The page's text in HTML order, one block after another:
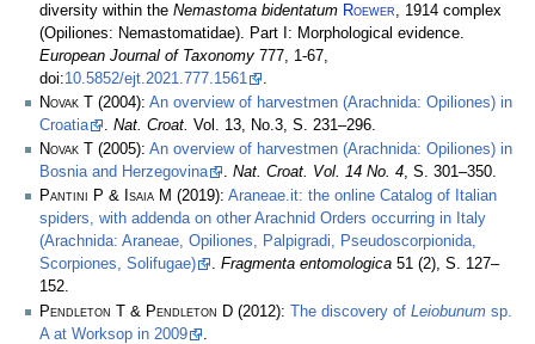
diversity within the Nemastoma bidentatum Roewer , 1914 complex
(Opiliones: Nemastomatidae). Part I: Morphological evidence.
European Journal of Taxonomy 777, 1-67,
doi:10.5852/ejt.2021.777.1561
Novak T (2004): An overview of harvestmen (Arachnida: Opiliones) in
Croatia
. Nat. Croat. Vol. 13, No.3, S. 231–296.
Novak T
(2005): An overview of harvestmen (Arachnida: Opiliones) in
Bosnia and Herzegovina
. Nat. Croat. Vol. 14 No. 4, S. 301–350.
Pantini P & Isaia M (2019): Araneae.it: the online Catalog of Italian
spiders, with addenda on other Arachnid Orders occurring in Italy
(Arachnida: Araneae, Opiliones, Palpigradi, Pseudoscorpionida,
Scorpiones, Solifugae)
. Fragmenta entomologica 51 (2), S. 127–
152.
Pendleton T & Pendleton D (2012): The discovery of Leiobunum sp.
A at Worksop in 2009